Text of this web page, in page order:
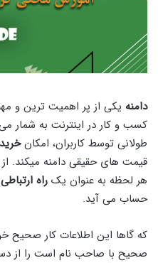
دامنه یکی از پر اهمیت ترین و
کسب و کار در اینترنت به شمار
طولانی توسط کاربران، امکان
قیمت های حقیقی دامنه میکند.
هر لحظه به عنوان یک راه ارتباطی
حساب می آید.
که گاها این اطلاعات کار صحیح
صحیح با صاحب نام است را از